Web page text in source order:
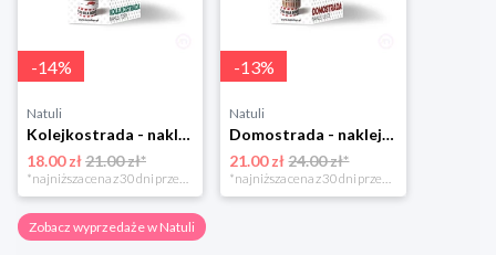
-14%
Natuli
Kolejkostrada - naklejaj tory Zuzutoys
18.00 zł21.00 zł*
*najniższa cena z 30 dni przed obniżką
-13%
Natuli
Domostrada - naklejaj ulice Zuzutoys
21.00 zł 24.00 zł*
*najniższa cena z 30 dni przed obniżką
Zobacz wyprzedaże w Natuli